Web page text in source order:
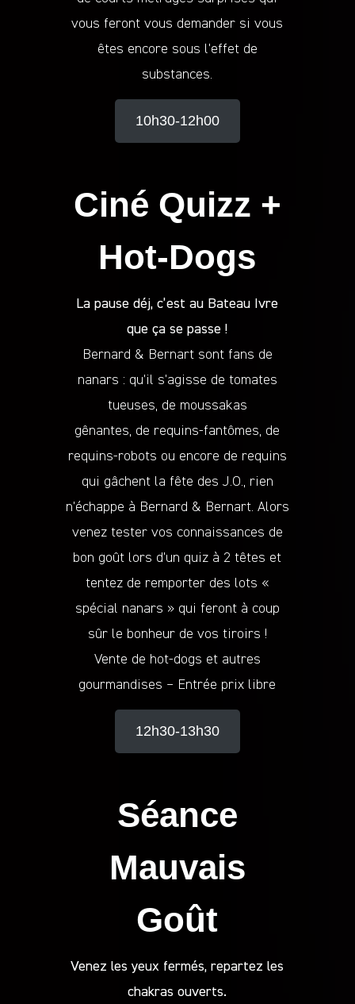
vous feront vous demander si vous
êtes encore sous l’effet de
substances.
10h30-12h00
Ciné Quizz +
Hot-Dogs
La pause déj, c’est au Bateau Ivre
que ça se passe !
Bernard & Bernart sont fans de
nanars : qu’il s’agisse de tomates
tueuses, de moussakas
gênantes, de requins-fantômes, de
requins-robots ou encore de requins
qui gâchent la fête des J.O., rien
n’échappe à Bernard & Bernart. Alors
venez tester vos connaissances de
bon goût lors d’un quiz à 2 têtes et
tentez de remporter des lots «
spécial nanars » qui feront à coup
sûr le bonheur de vos tiroirs !
Vente de hot-dogs et autres
gourmandises – Entrée prix libre
12h30-13h30
Séance
Mauvais
Goût
Venez les yeux fermés, repartez les
chakras ouverts.